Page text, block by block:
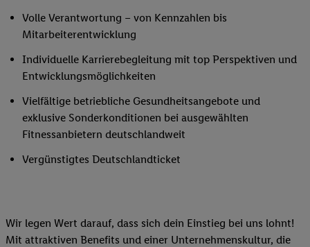
Volle Verantwortung – von Kennzahlen bis
Mitarbeiterentwicklung
Individuelle Karrierebegleitung mit top Perspektiven und
Entwicklungsmöglichkeiten
Vielfältige betriebliche Gesundheitsangebote und
exklusive Sonderkonditionen bei ausgewählten
Fitnessanbietern deutschlandweit
Vergünstigtes Deutschlandticket
Wir legen Wert darauf, dass sich dein Einstieg bei uns lohnt!
Mit attraktiven Benefits und einer Unternehmenskultur, die